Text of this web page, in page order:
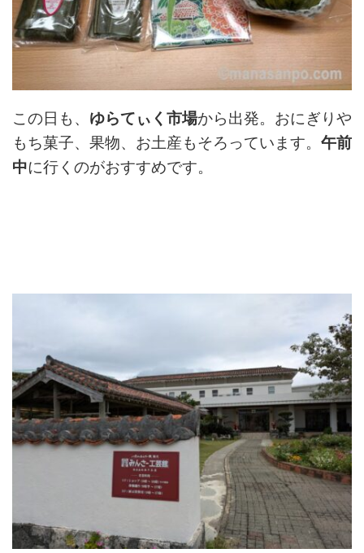
この日も、 ゆらてぃく市場から出発。おにぎりや
もち菓子、果物、お土産もそろっています。 午前
中に行くのがおすすめです。